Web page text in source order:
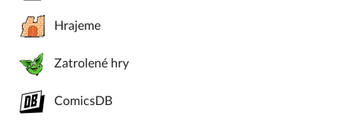
Hrajeme
Zatrolené hry
ComicsDB